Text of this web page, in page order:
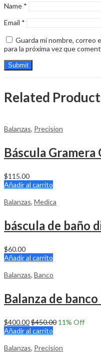
Name *
Email *
Guarda mi nombre, correo
para la próxima vez que
Related
Balanzas, Precision
Báscula
$115.00
Añadir al carrito
Balanzas, Medica
$60.00
Añadir al carrito
Balanzas, Banco
$400.00$450.00 11% Off
Añadir al carrito
Balanzas, Precision